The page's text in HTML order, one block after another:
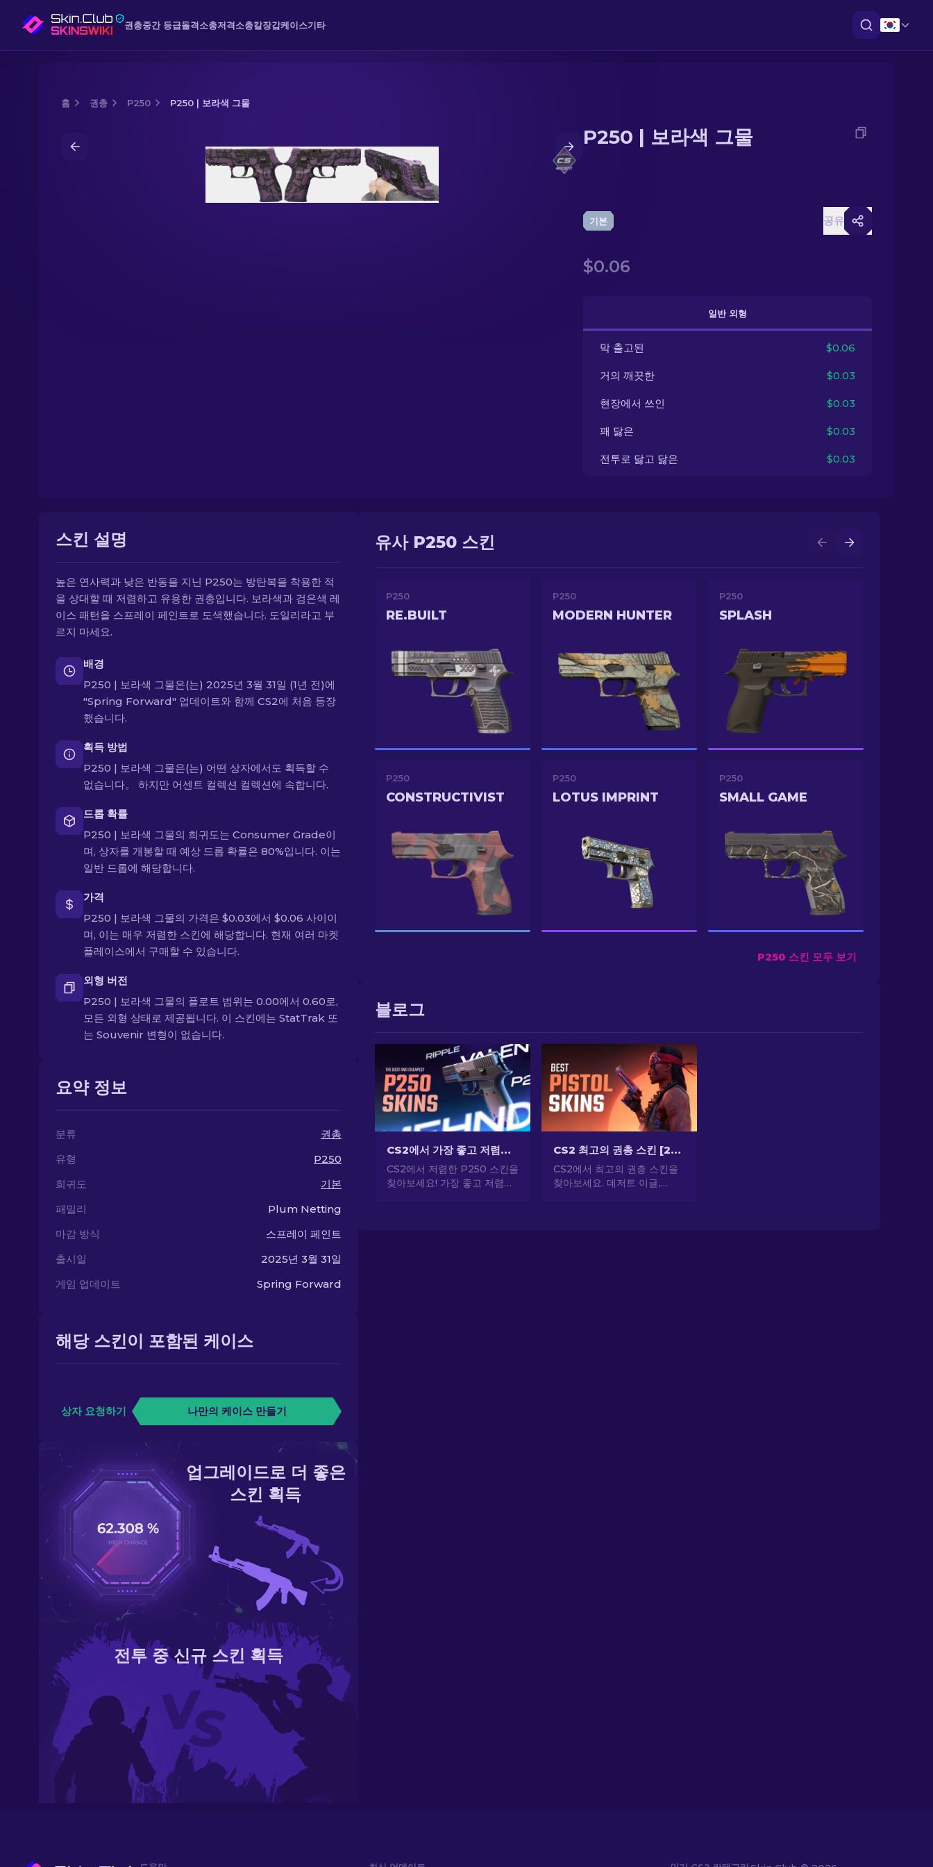
권총중간 등급돌격소총저격소총칼장갑케이스기타
홈 권총 P250 P250 | 보라색 그물
P250 | 보라색 그물
P250 | 보라색 그물
기본 공유
$0.06
일반 외형
막 출고된 $0.06
거의 깨끗한 $0.03
현장에서 쓰인 $0.03
꽤 닳은 $0.03
전투로 닳고 닳은 $0.03
스킨 설명
높은 연사력과 낮은 반동을 지닌 P250는 방탄복을 착용한 적
을 상대할 때 저렴하고 유용한 권총입니다. 보라색과 검은색 레
이스 패턴을 스프레이 페인트로 도색했습니다. 도일리라고 부
르지 마세요.
배경
P250 | 보라색 그물은(는) 2025년 3월 31일 (1년 전)에
"Spring Forward" 업데이트와 함께 CS2에 처음 등장
했습니다.
획득 방법
P250 | 보라색 그물은(는) 어떤 상자에서도 획득할 수
없습니다。 하지만 어센트 컬렉션 컬렉션에 속합니다.
드롭 확률
P250 | 보라색 그물의 희귀도는 Consumer Grade이
며, 상자를 개봉할 때 예상 드롭 확률은 80%입니다. 이는
일반 드롭에 해당합니다.
가격
P250 | 보라색 그물의 가격은 $0.03에서 $0.06 사이이
며, 이는 매우 저렴한 스킨에 해당합니다. 현재 여러 마켓
플레이스에서 구매할 수 있습니다.
외형 버전
P250 | 보라색 그물의 플로트 범위는 0.00에서 0.60로,
모든 외형 상태로 제공됩니다. 이 스킨에는 StatTrak 또
는 Souvenir 변형이 없습니다.
요약 정보
분류
권총
유형
P250
희귀도
기본
패밀리
Plum Netting
마감 방식
스프레이 페인트
출시일
2025년 3월 31일
게임 업데이트
Spring Forward
해당 스킨이 포함된 케이스
상자 요청하기 나만의 케이스 만들기
업그레이드로 더 좋은
스킨 획득
전투 중 신규 스킨 획득
유사 P250 스킨
P250
RE.BUILT
P250
MODERN HUNTER
P250
SPLASH
P250
CONSTRUCTIVIST
P250
LOTUS IMPRINT
P250
SMALL GAME
P250 스킨 모두 보기
블로그
CS2에서 가장 좋고 저렴한 P250 스킨 [2026]
CS2에서 저렴한 P250 스킨을
찾아보세요! 가장 좋고 저렴한
CS2 최고의 권총 스킨 [2026]
CS2에서 최고의 권총 스킨을
찾아보세요. 데저트 이글,